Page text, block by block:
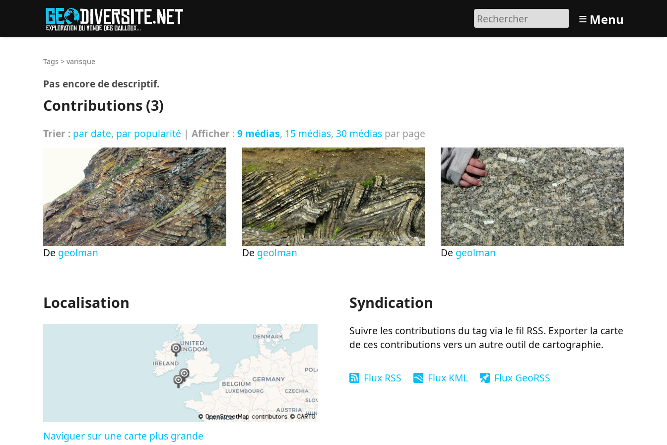
≡ Menu
Tags > varisque
Pas encore de descriptif.
Contributions (3)
Trier : par date, par popularité | Afficher : 9 médias, 15 médias, 30 médias par page
De geolman De geolman De geolman
Localisation
Naviguer sur une carte plus grande
Syndication
Suivre les contributions du tag via le fil RSS. Exporter la carte
de ces contributions vers un autre outil de cartographie.
Flux RSS Flux KML Flux GeoRSS